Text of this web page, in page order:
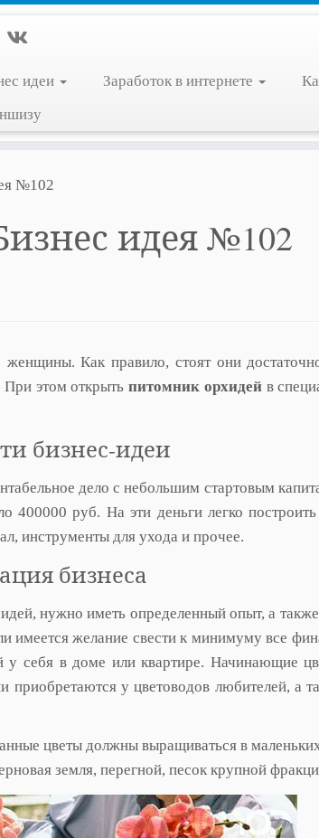
идеи Заработок в интернете
№102
идея №102
Как правило, стоят они
При этом открыть питомник орхидейв
бизнес-идеи
дело с небольшим стартовым
400000 руб. На эти деньги легко
инструменты для ухода и прочее.
бизнеса
нужно иметь определенный опыт, а также
имеется желание свести к минимуму все
у себя в доме или квартире. Начинающие
приобретаются у цветоводов любителей, а
цветы должны выращиваться в
земля, перегной, песок крупной